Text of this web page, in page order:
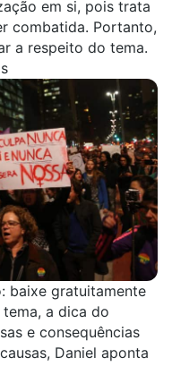
em si, pois trata
combatida. Portanto,
a respeito do tema.
baixe gratuitamente
a dica do
e consequências
Daniel aponta